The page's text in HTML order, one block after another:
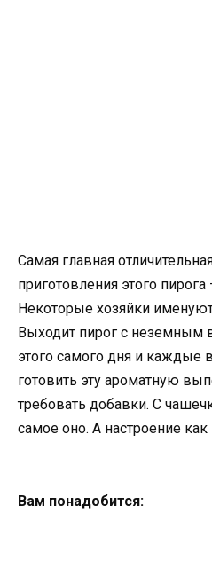
Самая главная
приготовления этого
Некоторые хозяйки
Выходит пирог с неземным
этого самого дня и
готовить эту ароматную
требовать добавки. С
самое оно. А настроение как
Вам понадобится: